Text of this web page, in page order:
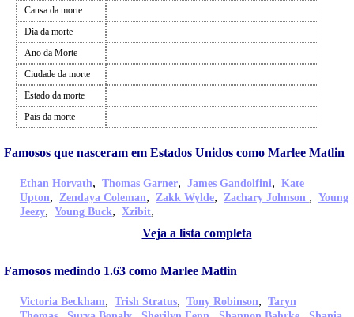
Causa da morte
Dia da morte
Ano da Morte
Ciudade da morte
Estado da morte
Pais da morte
Famosos que nasceram em Estados Unidos como Marlee Matlin
Ethan Horvath, Thomas Garner, James Gandolfini, Kate
Upton, Zendaya Coleman, Zakk Wylde, Zachary Johnson , Young
Jeezy, Young Buck, Xzibit,
Veja a lista completa
Famosos medindo 1.63 como Marlee Matlin
Victoria Beckham, Trish Stratus, Tony Robinson, Taryn